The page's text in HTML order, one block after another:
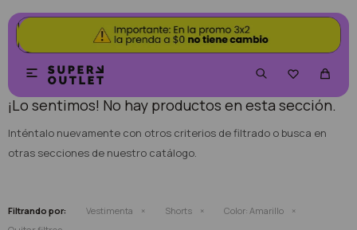

 NO SE HAN RECUPERADO PRODUCTOS
¡Lo sentimos! No hay productos en esta sección.
Inténtalo nuevamente con otros criterios de filtrado o busca en
otras secciones de nuestro catálogo.
Filtrando por: Vestimenta Shorts Color: Amarillo